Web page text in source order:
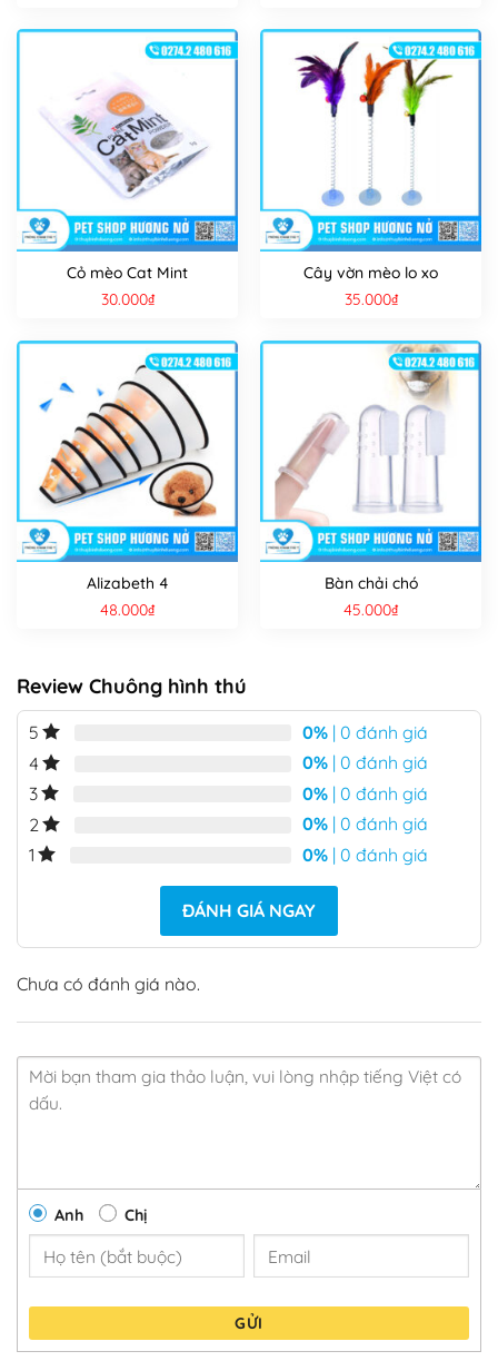
Cỏ mèo Cat Mint
30.000₫
Cây vờn mèo lo xo
35.000₫
Alizabeth 4
48.000₫
Bàn chải chó
45.000₫
Review Chuông hình thú
5 0% | 0 đánh giá
4
0% | 0 đánh giá
3
0% | 0 đánh giá
2
0% | 0 đánh giá
1
0% | 0 đánh giá
ĐÁNH GIÁ NGAY
Chưa có đánh giá nào.
Anh Chị
GỬI